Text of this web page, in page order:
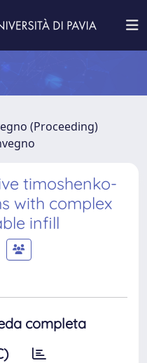
(Proceeding)
timoshenko-
with complex
infill
completa